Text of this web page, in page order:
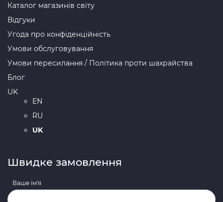
Каталог магазинів світу
Відгуки
Угода про конфіденційність
Умови обслуговування
Умови пересилання / Політика проти шахрайства
Блог
UK
EN
RU
UK
Швидке замовлення
Ваше ім'я